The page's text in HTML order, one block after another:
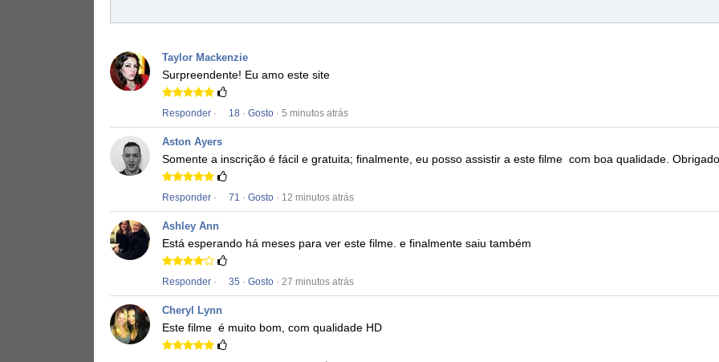
Taylor Mackenzie
Surpreendente! Eu amo este site
Responder · 18 · Gosto · 5 minutos atrás
Aston Ayers
Somente a inscrição é fácil e gratuita; finalmente, eu posso assistir a este filme com boa qualidade.
Responder · 71 · Gosto · 12 minutos atrás
Ashley Ann
Está esperando há meses para ver este filme. e finalmente saiu também
Responder · 35 · Gosto · 27 minutos atrás
Cheryl Lynn
Este filme é muito bom, com qualidade HD